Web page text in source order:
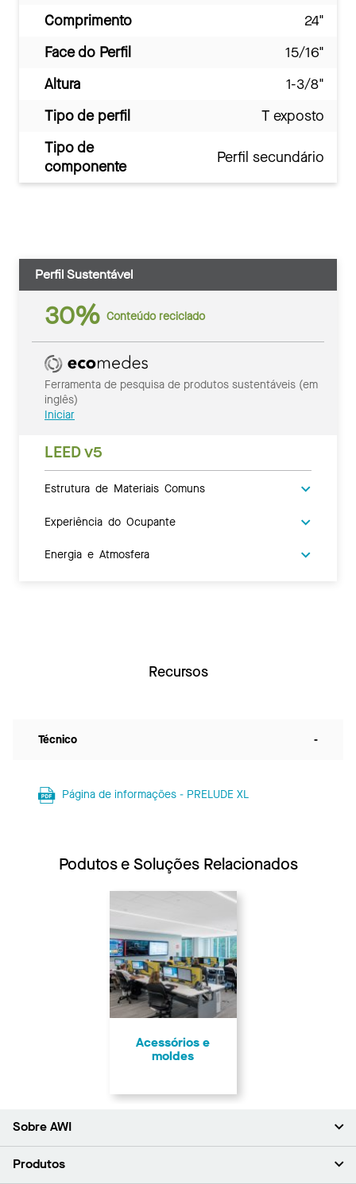
Comprimento
24"
Face do Perfil
15/16"
Altura
1-3/8"
Tipo de perfil
T exposto
Tipo de
componente
Perfil secundário
Perfil Sustentável
30% Conteúdo reciclado
Ferramenta de pesquisa de produtos sustentáveis (em
inglês)
Iniciar
LEED v5
Estrutura de Materiais Comuns
Experiência do Ocupante
Energia e Atmosfera
Recursos
Técnico -
Página de informações - PRELUDE XL
Podutos e Soluções Relacionados
Acessórios e
moldes
Sobre AWI
Sobre nós (em inglês)
Produtos